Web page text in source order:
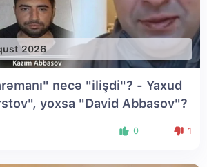
2026
necə "ilişdi"? - Yaxud
yoxsa "David Abbasov"?
0 1